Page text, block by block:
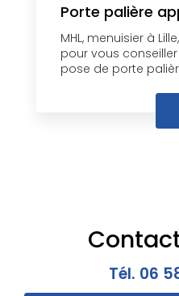
Porte palière
MHL, menuisier à
pour vous
pose de porte
Tél. 06